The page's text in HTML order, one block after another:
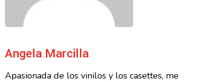
Angela Marcilla
Apasionada de los vinilos y los casettes, me